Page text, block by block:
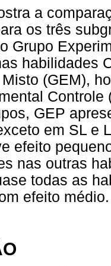
a
os três
Grupo
habilidades
(GEM),
Controle
GEP
em SL e
efeito
nas outras
todas as
efeito médio.